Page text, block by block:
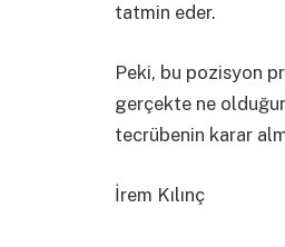
tatmin eder.
Peki, bu pozisyon
gerçekte ne
tecrübenin karar
İrem Kılınç